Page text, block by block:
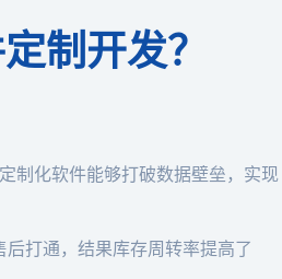
制开发？
制化软件能够打破数据壁垒，实现
打通，结果库存周转率提高了